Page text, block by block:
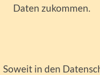
Daten zukommen.
Soweit in den